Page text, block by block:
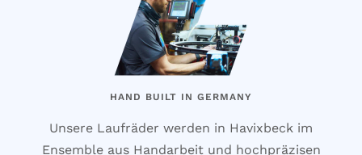
HAND BUILT IN GERMANY
Unsere Laufräder werden in Havixbeck im
Ensemble aus Handarbeitund hochpräzisen